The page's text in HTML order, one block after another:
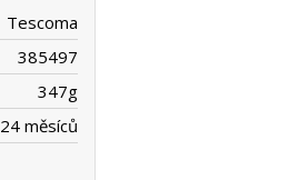
Tescoma
385497
347g
24 měsíců